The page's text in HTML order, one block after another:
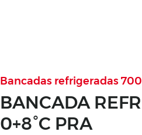
Bancadas refrigeradas
BANCADA
0+8°C PRA